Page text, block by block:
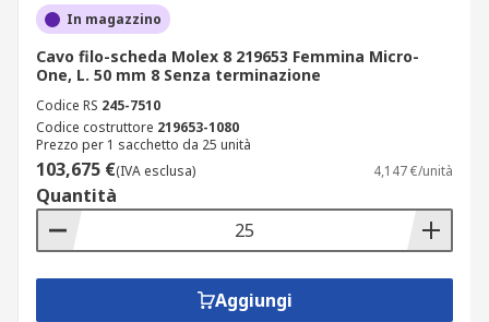
In magazzino
Cavo filo-scheda Molex 8 219653 Femmina Micro-
One, L. 50 mm 8 Senza terminazione
Codice RS 245-7510
Codice costruttore 219653-1080
Prezzo per 1 sacchetto da 25 unità
103,675 €(IVA esclusa) 4,147 €/unità
Quantità
Aggiungi